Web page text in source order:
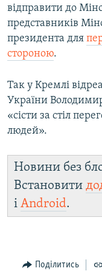
відправити до
представників
президента для
стороною.
Так у Кремлі
України
«сісти за стіл
людей».
Новини без
Встановити
і Android.
Поділитись